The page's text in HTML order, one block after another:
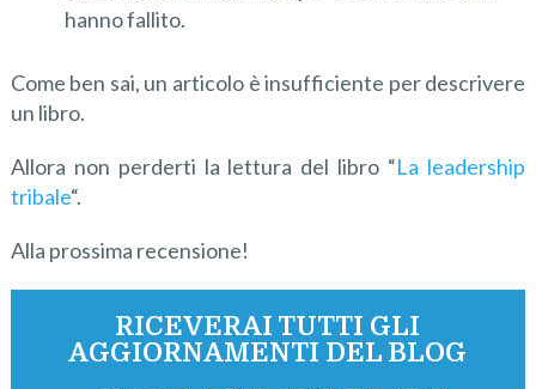
hanno fallito.
Come ben sai, un articolo è insufficiente per descrivere
un libro.
Allora non perderti la lettura del libro “La leadership
tribale“.
Alla prossima recensione!
RICEVERAI TUTTI GLI
AGGIORNAMENTI DEL BLOG